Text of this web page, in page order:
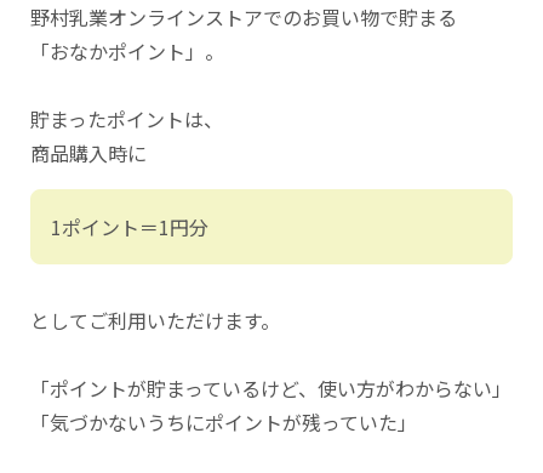
野村乳業オンラインストアでのお買い物で貯まる
「おなかポイント」。
貯まったポイントは、
商品購入時に
1ポイント＝1円分
としてご利用いただけます。
「ポイントが貯まっているけど、使い方がわからない」
「気づかないうちにポイントが残っていた」